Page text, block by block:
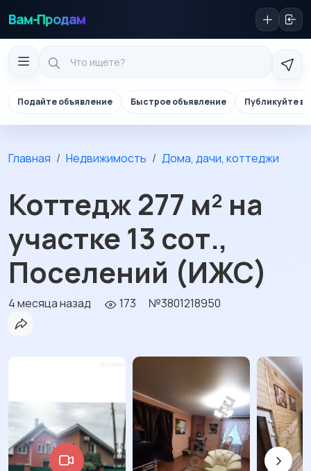
Вам-Продам
Подайте объявление Быстрое объявление Публикуйте в
Главная Недвижимость Дома, дачи, коттеджи
Коттедж 277 м² на
участке 13 сот.,
Поселений (ИЖС)
4 месяца назад 173 №3801218950